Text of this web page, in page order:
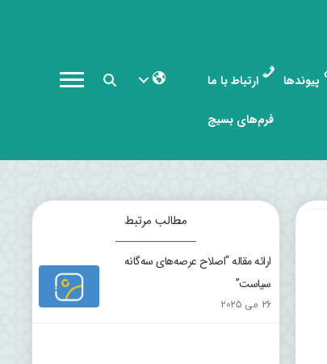
پیوندها ارتباط با ما
فرم‌های بسیج
مطالب مرتبط
ارائه مقاله “اصلاح عرصه‌های سه‌گانه
سیاست”
26 می 2025